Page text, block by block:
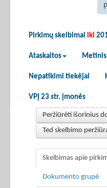
Pirkimų skelbimai iki
Ataskaitos
Nepatikimi tiekėjai
VPĮ 23 str. įmonės
Peržiūrėti išorinius
Ted skelbimo
Skelbimas apie
Dokumento grupė